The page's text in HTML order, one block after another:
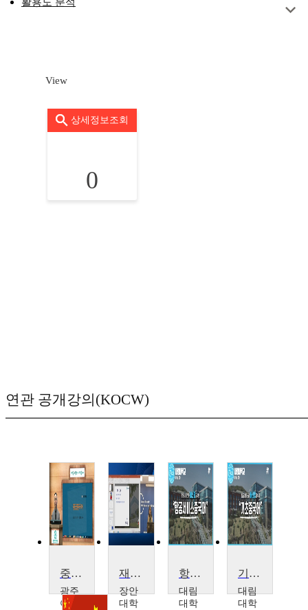
활용도 분석
View
상세정보조회
0
연관 공개강의(KOCW)
중국어중급(21)
광주
여자
재미있는 미디어를 통해 배우는 쉬운 중국어
장안
대학
항공서비스중국어
대림
대학
기초중국어
대림
대학